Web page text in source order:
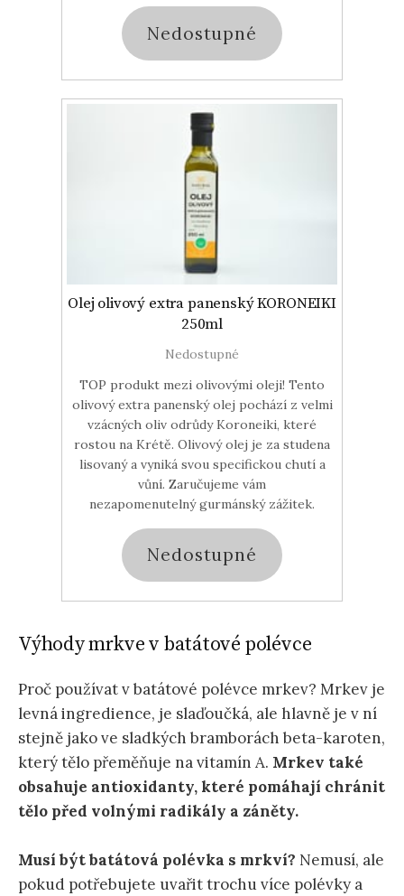
Nedostupné
Olej olivový extra panenský KORONEIKI
250ml
Nedostupné
TOP produkt mezi olivovými oleji! Tento
olivový extra panenský olej pochází z velmi
vzácných oliv odrůdy Koroneiki, které
rostou na Krétě. Olivový olej je za studena
lisovaný a vyniká svou specifickou chutí a
vůní. Zaručujeme vám
nezapomenutelný gurmánský zážitek.
Nedostupné
Výhody mrkve v batátové polévce
Proč používat v batátové polévce mrkev? Mrkev je
levná ingredience, je slaďoučká, ale hlavně je v ní
stejně jako ve sladkých bramborách beta-karoten,
který tělo přeměňuje na vitamín A. Mrkev také
obsahuje antioxidanty, které pomáhají chránit
tělo před volnými radikály a záněty.
Musí být batátová polévka s mrkví? Nemusí, ale
pokud potřebujete uvařit trochu více polévky a